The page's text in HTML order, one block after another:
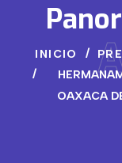
INICIO
OAXACA